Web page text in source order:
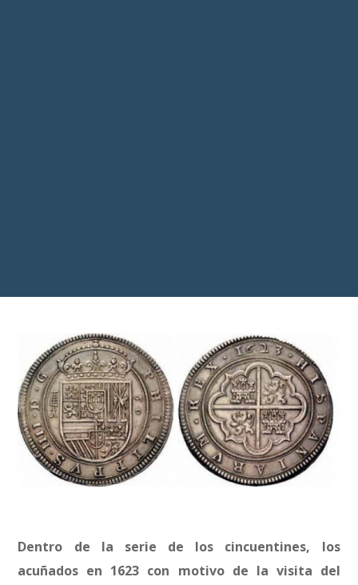
Dentro de la serie de los cincuentines, los
acuñados en 1623 con motivo de la visita del